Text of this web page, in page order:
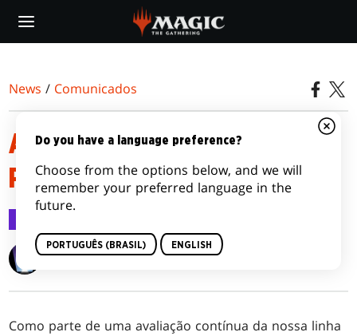
main
News / Comunicados
ALTERAÇÕES NOS IDIOMAS DE
PRODUTOS DE MAGIC
Wizards of the Coast
Como parte de uma avaliação contínua da nossa linha
Do you have a language preference?
Choose from the options below, and we will
remember your preferred language in the
future.
PORTUGUÊS (BRASIL) ENGLISH